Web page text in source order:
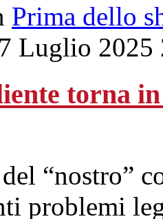
Prima dello
Luglio 2025
torna
del “nostro”
problemi